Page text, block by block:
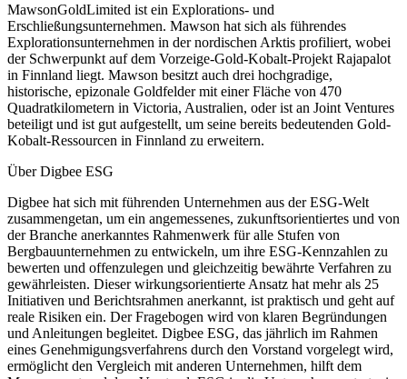
MawsonGoldLimited ist ein Explorations- und
Erschließungsunternehmen. Mawson hat sich als führendes
Explorationsunternehmen in der nordischen Arktis profiliert, wobei
der Schwerpunkt auf dem Vorzeige-Gold-Kobalt-Projekt Rajapalot
in Finnland liegt. Mawson besitzt auch drei hochgradige,
historische, epizonale Goldfelder mit einer Fläche von 470
Quadratkilometern in Victoria, Australien, oder ist an Joint Ventures
beteiligt und ist gut aufgestellt, um seine bereits bedeutenden Gold-
Kobalt-Ressourcen in Finnland zu erweitern.
Über Digbee ESG
Digbee hat sich mit führenden Unternehmen aus der ESG-Welt
zusammengetan, um ein angemessenes, zukunftsorientiertes und von
der Branche anerkanntes Rahmenwerk für alle Stufen von
Bergbauunternehmen zu entwickeln, um ihre ESG-Kennzahlen zu
bewerten und offenzulegen und gleichzeitig bewährte Verfahren zu
gewährleisten. Dieser wirkungsorientierte Ansatz hat mehr als 25
Initiativen und Berichtsrahmen anerkannt, ist praktisch und geht auf
reale Risiken ein. Der Fragebogen wird von klaren Begründungen
und Anleitungen begleitet. Digbee ESG, das jährlich im Rahmen
eines Genehmigungsverfahrens durch den Vorstand vorgelegt wird,
ermöglicht den Vergleich mit anderen Unternehmen, hilft dem